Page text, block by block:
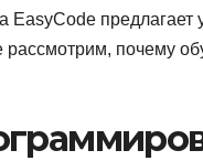
предлагает
почему